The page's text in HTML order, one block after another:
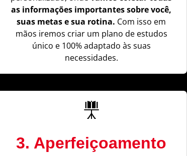
as informações importantes sobre você,
suas metas e sua rotina. Com isso em
mãos iremos criar um plano de estudos
único e 100% adaptado às suas
necessidades.
3. Aperfeiçoamento